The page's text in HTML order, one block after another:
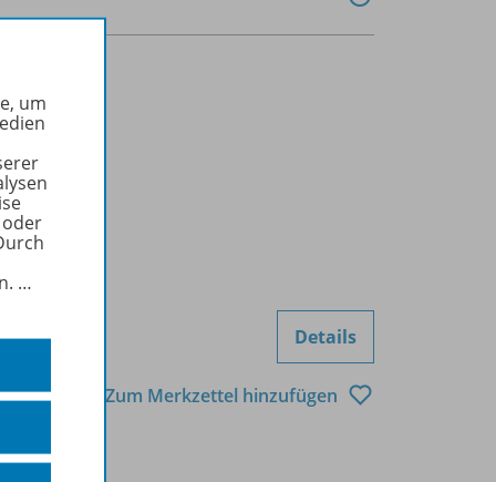
Details
Zum Merkzettel hinzufügen
um
…